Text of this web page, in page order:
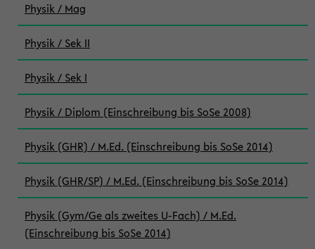
Physik / Mag
Physik / Sek II
Physik / Sek I
Physik / Diplom (Einschreibung bis SoSe 2008)
Physik (GHR) / M.Ed. (Einschreibung bis SoSe 2014)
Physik (GHR/SP) / M.Ed. (Einschreibung bis SoSe 2014)
Physik (Gym/Ge als zweites U-Fach) / M.Ed.
(Einschreibung bis SoSe 2014)